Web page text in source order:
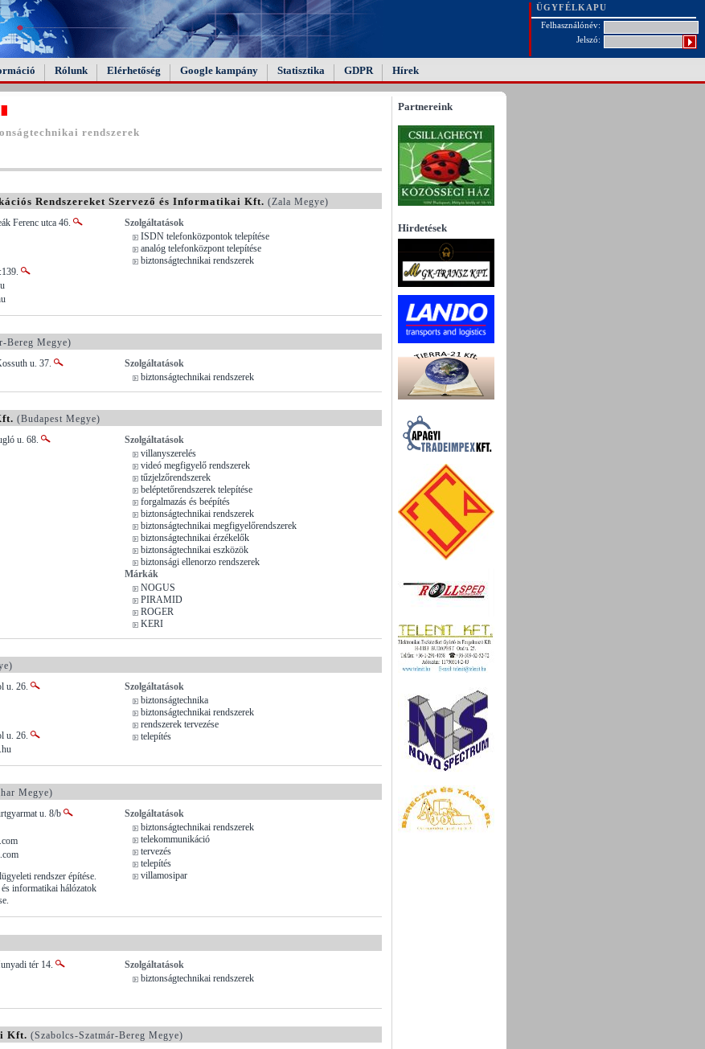
ÜGYFÉLKAPU
Felhasználónév:
Jelszó:
Rólunk Elérhetőség Google kampány Statisztika GDPR Hírek
rendszerek
Rendszereket Szervező és Informatikai Kft. (Zala Megye)
Ferenc utca 46.
Szolgáltatások
ISDN telefonközpontok telepítése
analóg telefonközpont telepítése
biztonságtechnikai rendszerek
Bereg Megye)
u. 37.
Szolgáltatások
biztonságtechnikai rendszerek
(Budapest Megye)
u. 68.
Szolgáltatások
villanyszerelés
videó megfigyelő rendszerek
tűzjelzőrendszerek
beléptetőrendszerek telepítése
forgalmazás és beépítés
biztonságtechnikai rendszerek
biztonságtechnikai megfigyelőrendszerek
biztonságtechnikai érzékelők
biztonságtechnikai eszközök
biztonsági ellenorzo rendszerek
Márkák
NOGUS
PIRAMID
ROGER
KERI
u. 26.
u. 26.
Szolgáltatások
biztonságtechnika
biztonságtechnikai rendszerek
rendszerek tervezése
telepítés
Megye)
u. 8/b
rendszer építése.
informatikai hálózatok
Szolgáltatások
biztonságtechnikai rendszerek
telekommunikáció
tervezés
telepítés
villamosipar
tér 14.
Szolgáltatások
biztonságtechnikai rendszerek
Kft. (Szabolcs-Szatmár-Bereg Megye)
Partnereink
Hirdetések